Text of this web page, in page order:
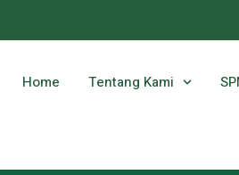
Home Tentang Kami